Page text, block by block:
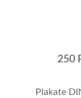
250
Plakate